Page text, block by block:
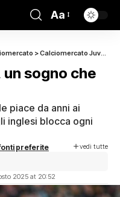
Aa
>Calciomercato Juventus
un sogno che
piace da anni ai
inglesi blocca ogni
preferite vedi tutte
2025 at 20:52